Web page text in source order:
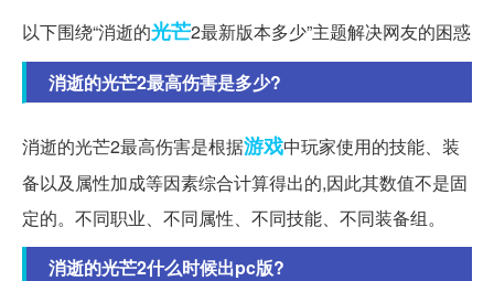
以下围绕“消逝的光芒2最新版本多少”主题解决网友的困惑
消逝的光芒2最高伤害是多少?
消逝的光芒2最高伤害是根据游戏中玩家使用的技能、装
备以及属性加成等因素综合计算得出的,因此其数值不是固
定的。不同职业、不同属性、不同技能、不同装备组。
消逝的光芒2什么时候出pc版?